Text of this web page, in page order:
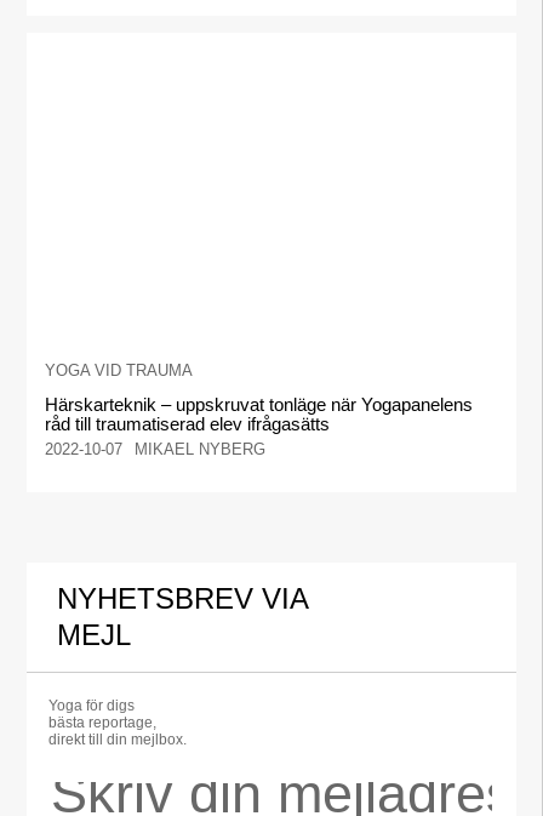
YOGA VID TRAUMA
Härskarteknik – uppskruvat tonläge när Yogapanelens
råd till traumatiserad elev ifrågasätts
2022-10-07 MIKAEL NYBERG
NYHETSBREV VIA
MEJL
Yoga för digs
bästa reportage,
direkt till din mejlbox.